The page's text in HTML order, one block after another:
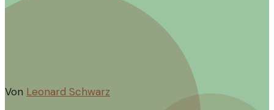
Von Leonard Schwarz